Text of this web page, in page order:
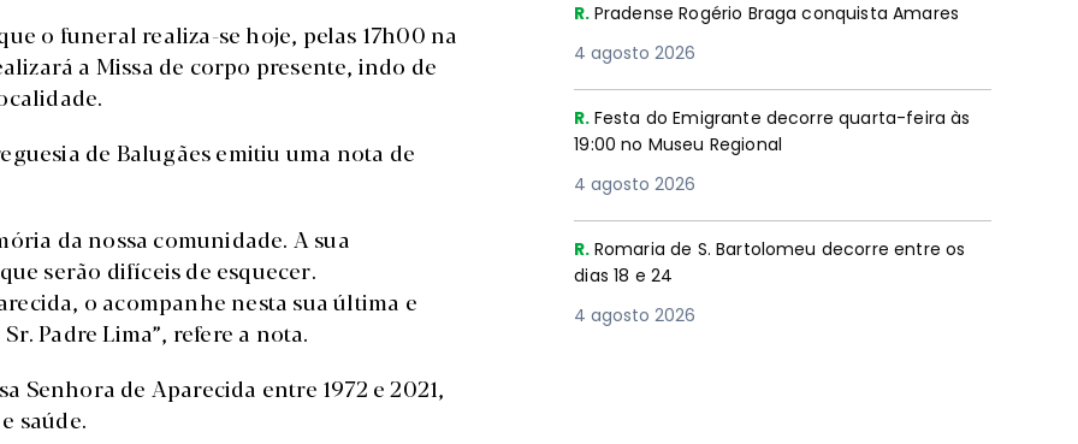
o funeral realiza-se hoje, pelas 17h00 na
a Missa de corpo presente, indo de
de Balugães emitiu uma nota de
da nossa comunidade. A sua
serão difíceis de esquecer.
o acompanhe nesta sua última e
Padre Lima”, refere a nota.
Senhora de Aparecida entre 1972 e 2021,
saúde.
R. Pradense Rogério Braga conquista Amares
4 agosto 2026
R. Festa do Emigrante decorre quarta-feira às
19:00 no Museu Regional
4 agosto 2026
R. Romaria de S. Bartolomeu decorre entre os
dias 18 e 24
4 agosto 2026